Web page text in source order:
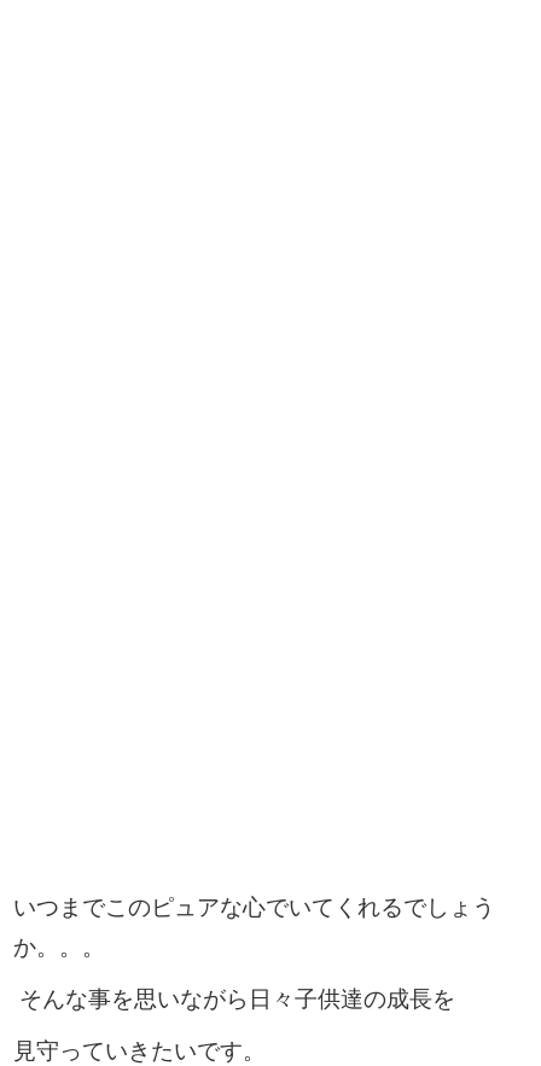
いつまでこのピュアな心でいてくれるでしょう
か。。。
そんな事を思いながら日々子供達の成長を
見守っていきたいです。